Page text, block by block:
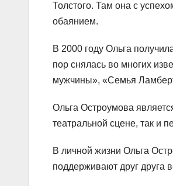
Толстого. Там она с
обаянием.
В 2000 году Ольга
пор снялась во многих
мужчины», «Семья
Ольга Остроумова
театральной сцене, так и
В личной жизни Ольга
поддерживают друг друга